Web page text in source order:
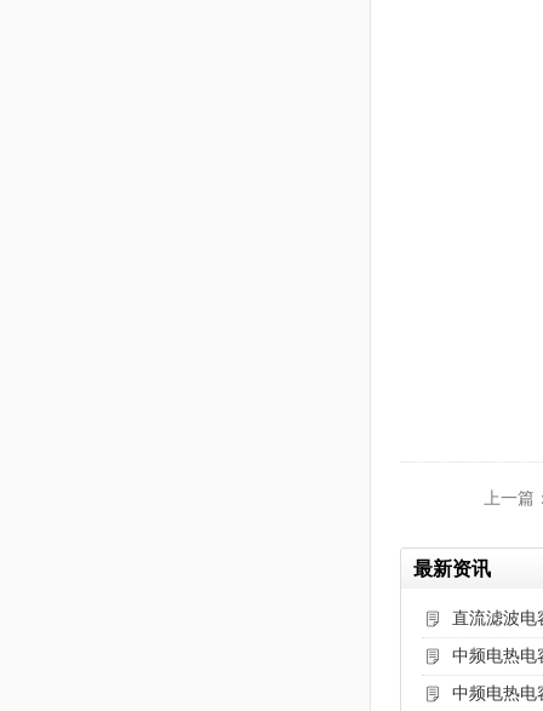
上一篇
最新资讯
直流滤波电
中频电热电
中频电热电